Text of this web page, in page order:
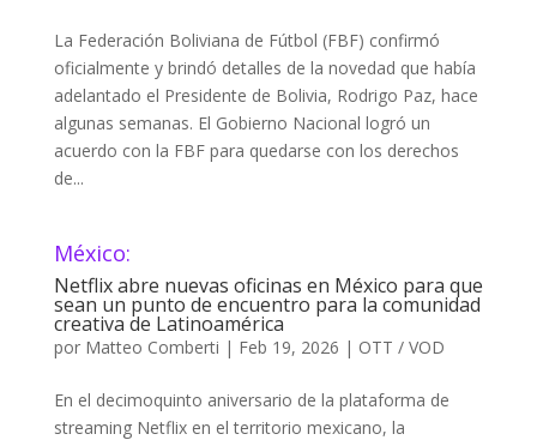
La Federación Boliviana de Fútbol (FBF) confirmó
oficialmente y brindó detalles de la novedad que había
adelantado el Presidente de Bolivia, Rodrigo Paz, hace
algunas semanas. El Gobierno Nacional logró un
acuerdo con la FBF para quedarse con los derechos
de...
México:
Netflix abre nuevas oficinas en México para que
sean un punto de encuentro para la comunidad
creativa de Latinoamérica
por Matteo Comberti | Feb 19, 2026 | OTT / VOD
En el decimoquinto aniversario de la plataforma de
streaming Netflix en el territorio mexicano, la